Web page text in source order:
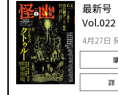
最新号
Vol.022
4月27日